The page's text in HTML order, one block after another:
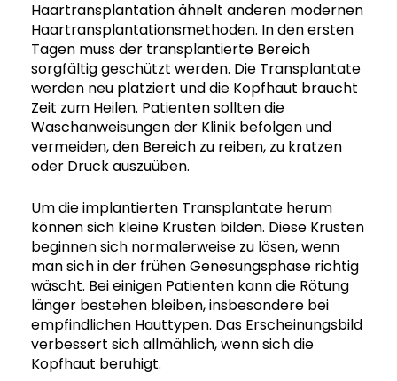
Haartransplantation ähnelt anderen modernen
Haartransplantationsmethoden. In den ersten
Tagen muss der transplantierte Bereich
sorgfältig geschützt werden. Die Transplantate
werden neu platziert und die Kopfhaut braucht
Zeit zum Heilen. Patienten sollten die
Waschanweisungen der Klinik befolgen und
vermeiden, den Bereich zu reiben, zu kratzen
oder Druck auszuüben.
Um die implantierten Transplantate herum
können sich kleine Krusten bilden. Diese Krusten
beginnen sich normalerweise zu lösen, wenn
man sich in der frühen Genesungsphase richtig
wäscht. Bei einigen Patienten kann die Rötung
länger bestehen bleiben, insbesondere bei
empfindlichen Hauttypen. Das Erscheinungsbild
verbessert sich allmählich, wenn sich die
Kopfhaut beruhigt.